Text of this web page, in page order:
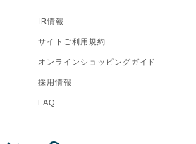
IR情報
サイトご利用規約
オンラインショッピングガイド
採用情報
FAQ